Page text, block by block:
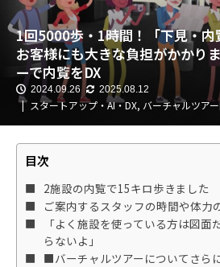
1回5000歩・1時間！「下見・
お客様にも大きな負担がかかり
ーで内覧をDX
2024.09.26 2025.08.12
スタートアップ・AI・DX, バーチャルツア
目次
2施設の内覧で15キロ歩きました
ご案内するスタッフの時間や体力
「よく施設を使っている方は図面
らないよ」
■バーチャルツアーについてさら